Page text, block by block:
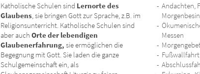
Katholische Schulen sind Lernorte des
Glaubens, sie bringen Gott zur Sprache, z.B. im
Religionsunterricht. Katholische Schulen sind
aber auch Orte der lebendigen
Glaubenerfahrung, sie ermöglichen die
Begegnung mit Gott. Sie laden die ganze
Schulgemeinschaft ein, als
Andachten,
Messen